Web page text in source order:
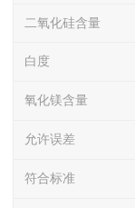
二氧化硅含量
白度
氧化镁含量
允许误差
符合标准